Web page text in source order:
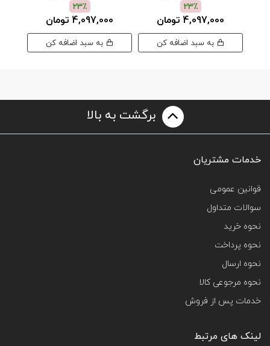
23٪
4,097,000 تومان
23٪
4,097,000 تومان
برگشت به بالا
خدمات مشتریان
قوانین عمومی
سوالات متداول
نحوه خرید
نحوه پرداخت
نحوه ارسال
نحوه مرجوعی کالا
خدمات پس از فروش
لینک های مرتبط